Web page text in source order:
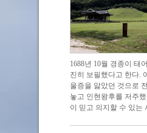
1688년 10월 경종이 태
진히 보필했다고 한다.
울증을 앓았던 것으로
놓고 인현왕후를 저주
이 믿고 의지할 수 있는